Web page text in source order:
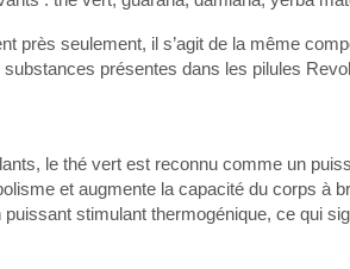
près seulement, il s’agit de la même
présentes dans les pilules
le thé vert est reconnu comme un
et augmente la capacité du corps à
stimulant thermogénique, ce qui